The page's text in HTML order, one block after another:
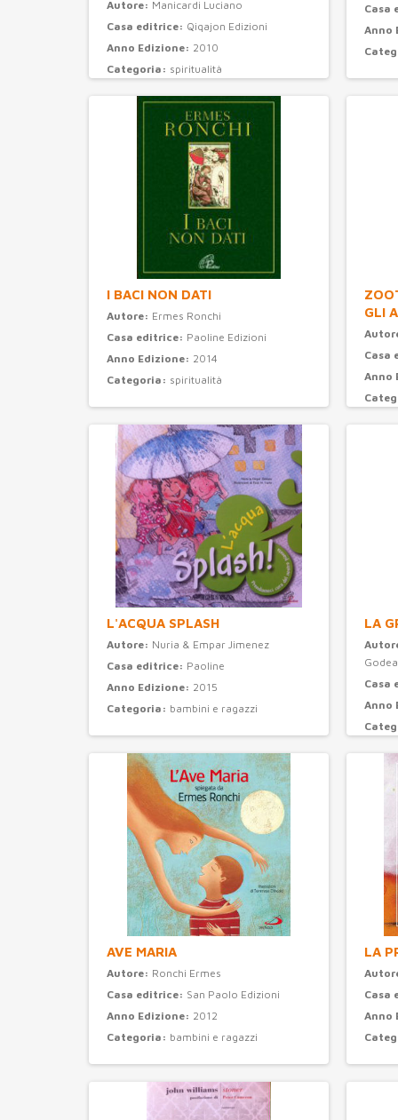
Autore: Manicardi Luciano
Casa editrice: Qiqajon Edizioni
Anno Edizione: 2010
Categoria: spiritualità
Casa
Anno
I BACI NON DATI
Autore: Ermes Ronchi
Casa editrice: Paoline Edizioni
Anno Edizione: 2014
Categoria: spiritualità
GLI
Casa
Anno
L'ACQUA SPLASH
Autore: Nuria & Empar Jimenez
Casa editrice: Paoline
Anno Edizione: 2015
Categoria: bambini e ragazzi
LA
Casa
Anno
AVE MARIA
Autore: Ronchi Ermes
Casa editrice: San Paolo Edizioni
Anno Edizione: 2012
Categoria: bambini e ragazzi
LA
Casa
Anno